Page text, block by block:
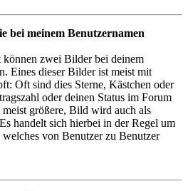
bei meinem Benutzernamen
können zwei Bilder bei deinem
Eines dieser Bilder ist meist mit
Oft sind dies Sterne, Kästchen oder
oder deinen Status im Forum
meist größere, Bild wird auch als
handelt sich hierbei in der Regel um
von Benutzer zu Benutzer